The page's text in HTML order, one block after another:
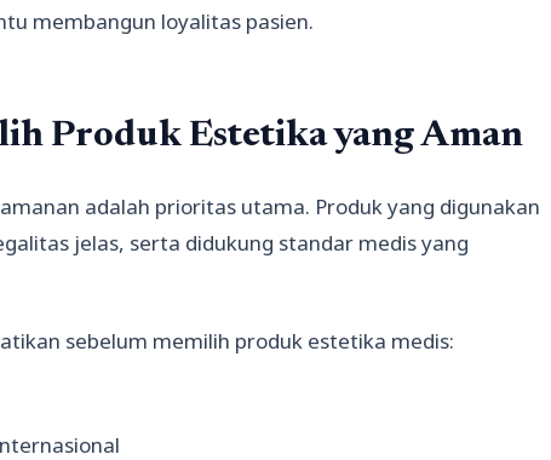
membangun loyalitas pasien.
Produk Estetika yang Aman
adalah prioritas utama. Produk yang digunakan
jelas, serta didukung standar medis yang
sebelum memilih produk estetika medis: